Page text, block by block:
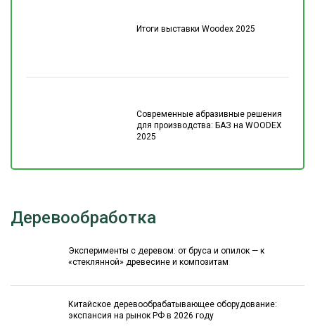
Итоги выставки Woodex 2025
Современные абразивные решения
для производства: БАЗ на WOODEX
2025
Деревообработка
Эксперименты с деревом: от бруса и опилок — к
«стеклянной» древесине и композитам
Китайское деревообрабатывающее оборудование:
экспансия на рынок РФ в 2026 году